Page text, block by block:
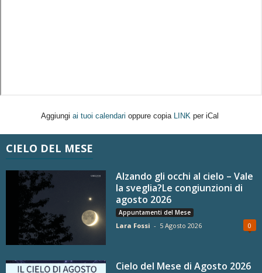
Aggiungi ai tuoi calendari oppure copia LINK per iCal
CIELO DEL MESE
Alzando gli occhi al cielo – Vale
la sveglia?Le congiunzioni di
agosto 2026
Appuntamenti del Mese
Lara Fossi - 5 Agosto 2026 0
Cielo del Mese di Agosto 2026